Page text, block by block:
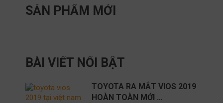
SẢN PHẨM MỚI
BÀI VIẾT NỔI BẬT
TOYOTA RA MẮT VIOS 2019
HOÀN TOÀN MỚI …